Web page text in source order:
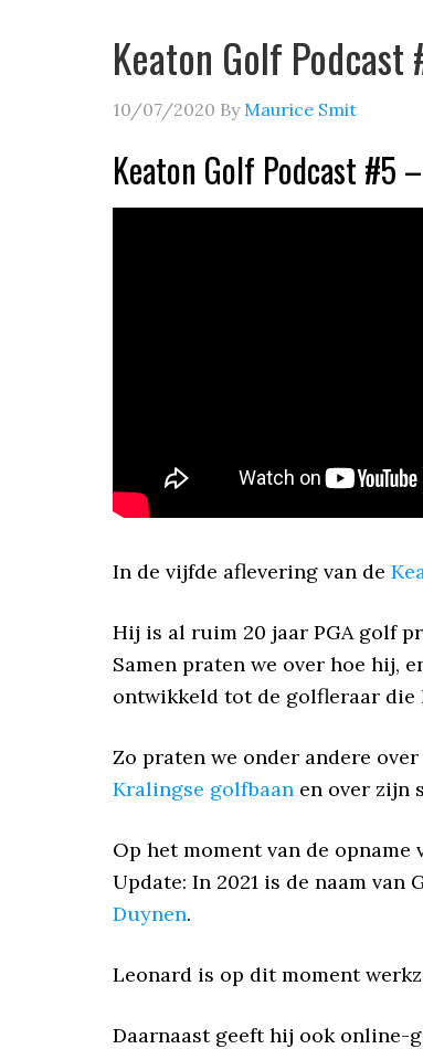
Keaton Golf Podcast
10/07/2020 ByMaurice Smit
Keaton Golf Podcast #5
In de vijfde aflevering van de
Hij is al ruim 20 jaar PGA golf
Samen praten we over hoe hij,
ontwikkeld tot de golfleraar die
Zo praten we onder andere
Kralingse golfbaan en over zijn
Op het moment van de
Update: In 2021 is de naam
Duynen.
Leonard is op dit moment
Daarnaast geeft hij ook online-